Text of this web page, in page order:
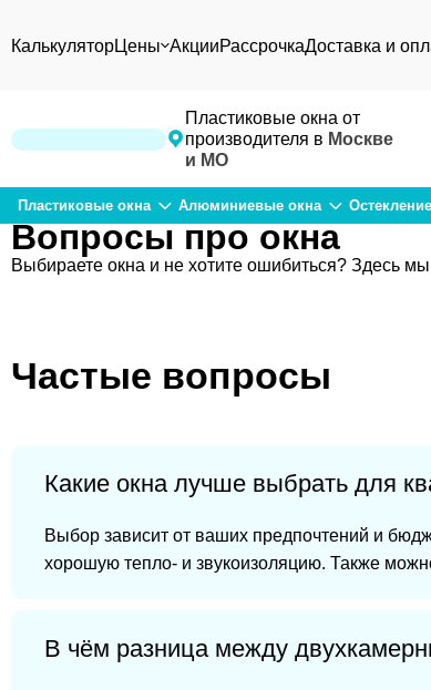
КалькуляторЦены АкцииРассрочкаДоставка и
Пластиковые окна от
производителя в Москве
и МО
Пластиковые окна Алюминиевые окна
Вопросы про окна
Выбираете окна и не хотите ошибиться? Здесь
Частые вопросы
Какие окна лучше выбрать для
Выбор зависит от ваших предпочтений и
хорошую тепло- и звукоизоляцию. Также
В чём разница между